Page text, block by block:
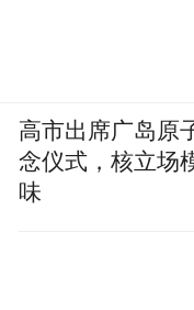
高市出席广岛原
念仪式，核立场
味